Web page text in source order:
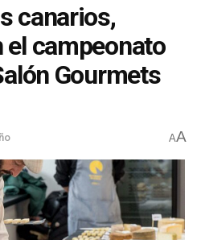
canarios,
el campeonato
Gourmets
AA